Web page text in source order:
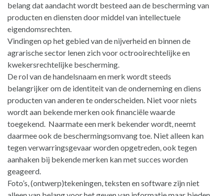
belang dat aandacht wordt besteed aan de bescherming van
producten en diensten door middel van intellectuele
eigendomsrechten.
Vindingen op het gebied van de nijverheid en binnen de
agrarische sector lenen zich voor octrooirechtelijke en
kwekersrechtelijke bescherming.
De rol van de handelsnaam en merk wordt steeds
belangrijker om de identiteit van de onderneming en diens
producten van anderen te onderscheiden. Niet voor niets
wordt aan bekende merken ook financiële waarde
toegekend. Naarmate een merk bekender wordt, neemt
daarmee ook de beschermingsomvang toe. Niet alleen kan
tegen verwarringsgevaar worden opgetreden, ook tegen
aanhaken bij bekende merken kan met succes worden
geageerd.
Foto’s, (ontwerp)tekeningen, teksten en software zijn niet